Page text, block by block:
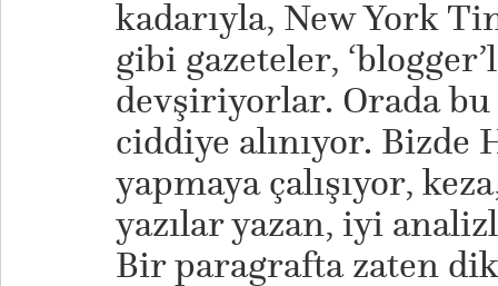
kadarıyla, New York
gibi gazeteler,
devşiriyorlar. Orada bu
ciddiye alınıyor.
yapmaya çalışıyor,
yazılar yazan, iyi
Bir paragrafta zaten